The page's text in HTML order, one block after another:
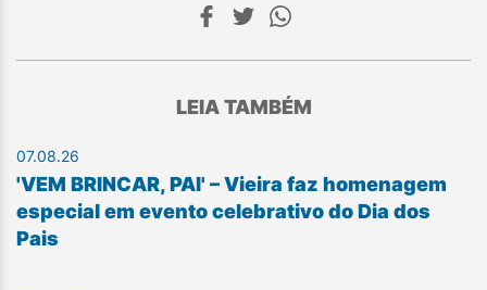
LEIA TAMBÉM
07.08.26
'VEM BRINCAR, PAI' – Vieira faz homenagem
especial em evento celebrativo do Dia dos
Pais